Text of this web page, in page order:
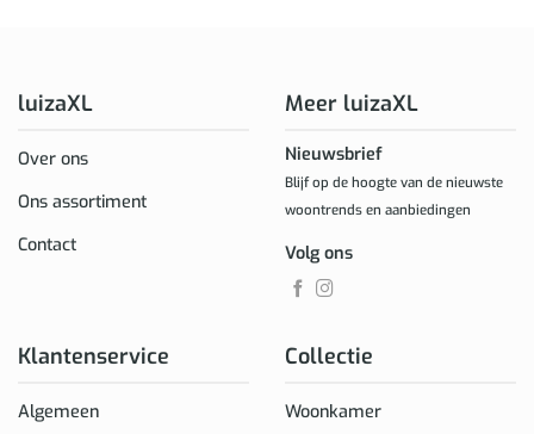
luizaXL
Over ons
Ons assortiment
Contact
Klantenservice
Algemeen
Collectie
Woonkamer
Meer luizaXL
Nieuwsbrief
Blijf op de hoogte van de nieuwste
woontrends en aanbiedingen
Volg ons